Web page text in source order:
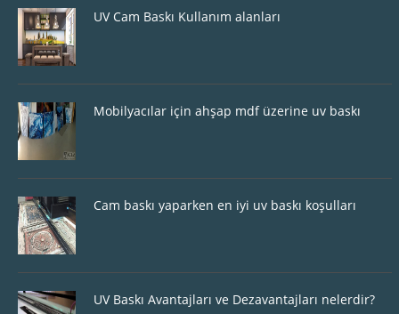
UV Cam Baskı Kullanım alanları
Mobilyacılar için ahşap mdf üzerine uv baskı
Cam baskı yaparken en iyi uv baskı koşulları
UV Baskı Avantajları ve Dezavantajları nelerdir?